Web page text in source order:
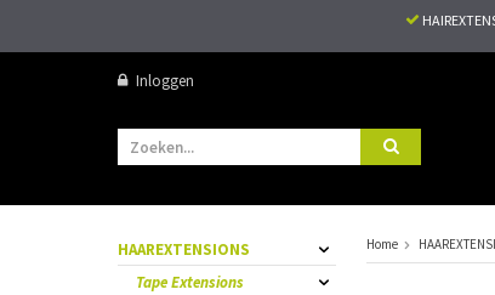
Inloggen
HAAREXTENSIONS
Tape Extensions
Home